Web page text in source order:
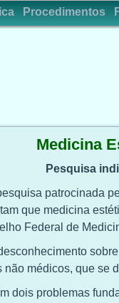
Procedimentos
Medicina
Pesquisa
patrocinada
que medicina
Federal de
não médicos, que se
dois problemas